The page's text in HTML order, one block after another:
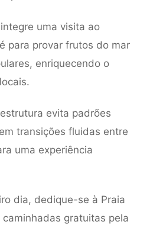
uma visita ao
para provar frutos do mar
enriquecendo o
evita padrões
transições fluidas entre
uma experiência
dia, dedique-se à Praia
gratuitas pela